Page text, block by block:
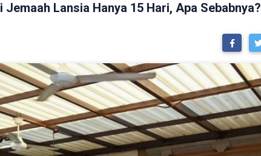
Lansia Hanya 15 Hari, Apa Sebabnya?